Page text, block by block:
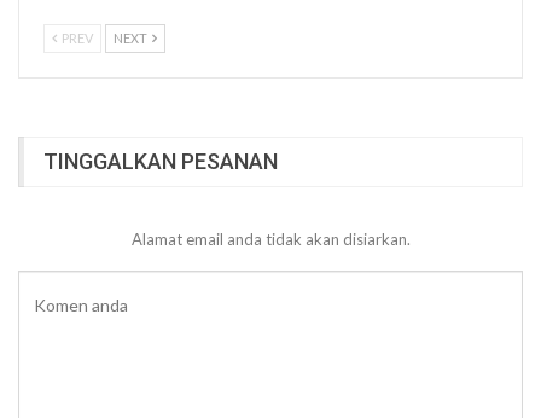
PREV NEXT
TINGGALKAN PESANAN
Alamat email anda tidak akan disiarkan.